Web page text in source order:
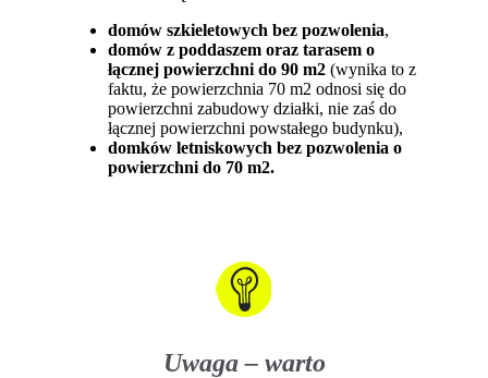
domów szkieletowych bez pozwolenia,
domów z poddaszem oraz tarasem o
łącznej powierzchni do 90 m2(wynika to z
faktu, że powierzchnia 70 m2 odnosi się do
powierzchni zabudowy działki, nie zaś do
łącznej powierzchni powstałego budynku),
domków letniskowych bez pozwolenia o
powierzchni do 70 m2.
Uwaga – warto